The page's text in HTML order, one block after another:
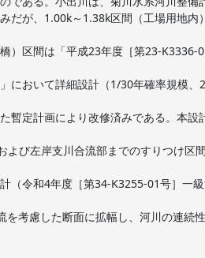
だが、1.00k～1.38k区間（工場用地内
）区間は「平成23年度［第23-K3336-
において詳細設計（1/30年確率規模
暫定計画により改修済みである。本設
び左岸支川合流部までのすりつけ区
（令和4年度［第34-K3255-01号］一
考慮した断面に拡幅し、河川の連続